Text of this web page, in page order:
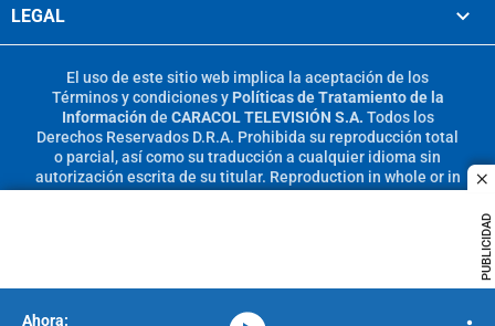
PUBLICIDAD
LEGAL
El uso de este sitio web implica la aceptación de los
Términos y condicionesy Políticas de Tratamiento de la
Información de CARACOL TELEVISIÓN S.A. Todos los
Derechos Reservados D.R.A. Prohibida su reproducción total
o parcial, así como su traducción a cualquier idioma sin
autorización escrita de su titular. Reproduction in whole or in